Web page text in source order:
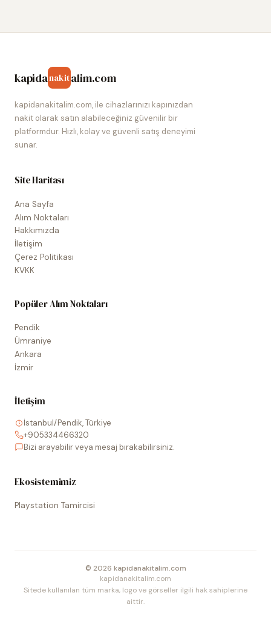
kapidanakitalim.com
kapidanakitalim.com, ile cihazlarınızı kapınızdan
nakit olarak satın alabileceğiniz güvenilir bir
platformdur. Hızlı, kolay ve güvenli satış deneyimi
sunar.
Site Haritası
Ana Sayfa
Alım Noktaları
Hakkımızda
İletişim
Çerez Politikası
KVKK
Popüler Alım Noktaları
Pendik
Ümraniye
Ankara
İzmir
İletişim
İstanbul/Pendik, Türkiye
+905334466320
Bizi arayabilir veya mesaj bırakabilirsiniz.
Ekosistemimiz
Playstation Tamircisi
© 2026 kapidanakitalim.com
kapidanakitalim.com
Sitede kullanılan tüm marka, logo ve görseller ilgili hak sahiplerine
aittir.